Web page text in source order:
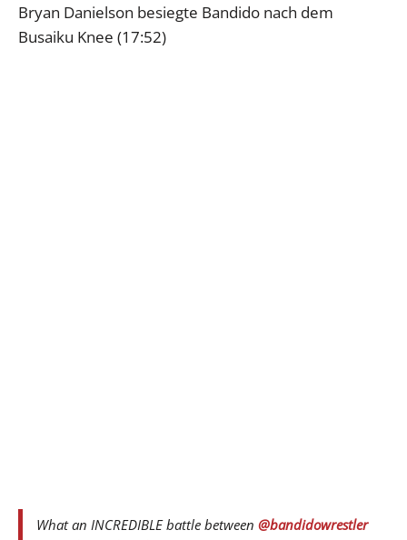
Bryan Danielson besiegte Bandido nach dem
Busaiku Knee (17:52)
What an INCREDIBLE battle between @bandidowrestler